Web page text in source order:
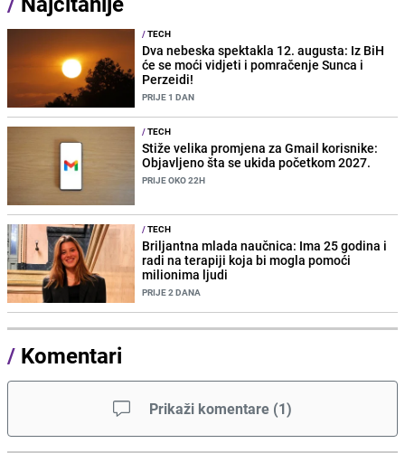
/TECH
Dva nebeska spektakla 12. augusta: Iz BiH
će se moći vidjeti i pomračenje Sunca i
Perzeidi!
PRIJE 1 DAN
/TECH
Stiže velika promjena za Gmail korisnike:
Objavljeno šta se ukida početkom 2027.
PRIJE OKO 22H
/TECH
Briljantna mlada naučnica: Ima 25 godina i
radi na terapiji koja bi mogla pomoći
milionima ljudi
PRIJE 2 DANA
/ Komentari
Prikaži komentare (1)